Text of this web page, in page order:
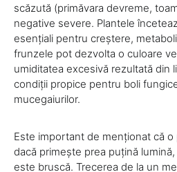
scăzută (primăvara devreme,
negative severe. Plantele
esențiali pentru creștere,
frunzele pot dezvolta o culoare
umiditatea excesivă rezultată din
condiții propice pentru boli
mucegaiurilor.
Este important de menționat că
dacă primește prea puțină
este bruscă. Trecerea de la un